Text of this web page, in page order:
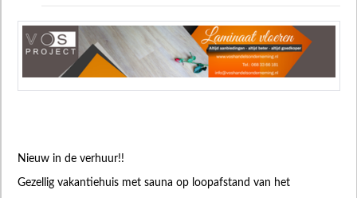
Nieuw in de verhuur!!
Gezellig vakantiehuis met sauna op loopafstand van het